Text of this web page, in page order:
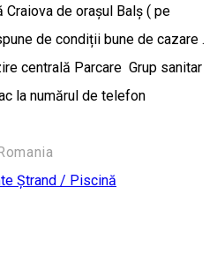
de orașul Balș ( pe
de condiții bune de cazare .
centrală Parcare Grup sanitar
la numărul de telefon
Ștrand / Piscină